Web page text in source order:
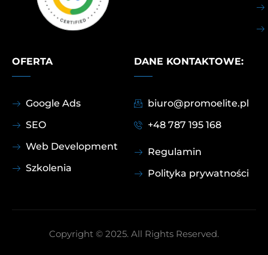
OFERTA
Google Ads
SEO
Web Development
Szkolenia
DANE KONTAKTOWE:
biuro@promoelite.pl
+48 787 195 168
Regulamin
Polityka prywatności
Copyright © 2025. All Rights Reserved.